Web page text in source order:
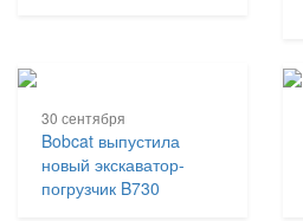
30 сентября
Bobcat выпустила
новый экскаватор-
погрузчик B730